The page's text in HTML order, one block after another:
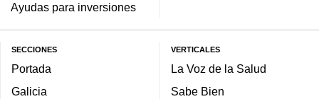
Ayudas para inversiones
SECCIONES
Portada
Galicia
VERTICALES
La Voz de la Salud
Sabe Bien